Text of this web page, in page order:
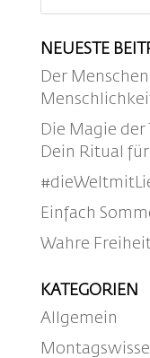
NEUESTE
Der
Die Magie
Dein Ritual
Einfach
Wahre
KATEGORIEN
Allgemein